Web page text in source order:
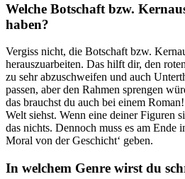
Welche Botschaft bzw.
haben?
Vergiss nicht, die Botschaft bzw.
herauszuarbeiten. Das hilft dir, den
zu sehr abzuschweifen und auch
passen, aber den Rahmen sprengen
das brauchst du auch bei einem
Welt siehst. Wenn eine deiner Figuren
das nichts. Dennoch muss es am Ende
Moral von der Geschicht‘ geben.
In welchem Genre wirst du